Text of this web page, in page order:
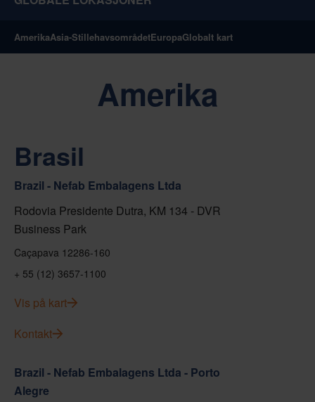
AmerikaAsia-StillehavsområdetEuropaGlobalt kart
Amerika
Brasil
Brazil - Nefab Embalagens Ltda
Rodovia Presidente Dutra, KM 134 - DVR
Business Park
Caçapava 12286-160
+ 55 (12) 3657-1100
Vis på kart
Kontakt
Brazil - Nefab Embalagens Ltda - Porto
Alegre